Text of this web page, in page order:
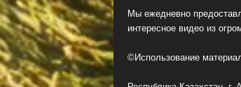
Мы ежедневно
интересное видео из
©Использование